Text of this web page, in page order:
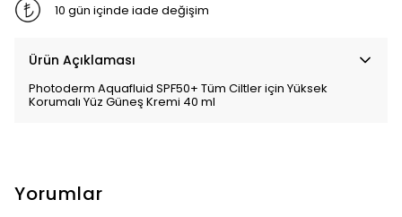
10 gün içinde iade değişim
Ürün Açıklaması
Photoderm Aquafluid SPF50+ Tüm Ciltler için Yüksek
Korumalı Yüz Güneş Kremi 40 ml
Yorumlar